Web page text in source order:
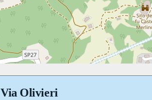
Via Olivieri